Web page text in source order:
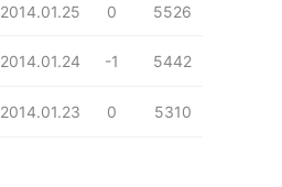
2014.01.25 0 5526
2014.01.24 -1 5442
2014.01.23 0 5310